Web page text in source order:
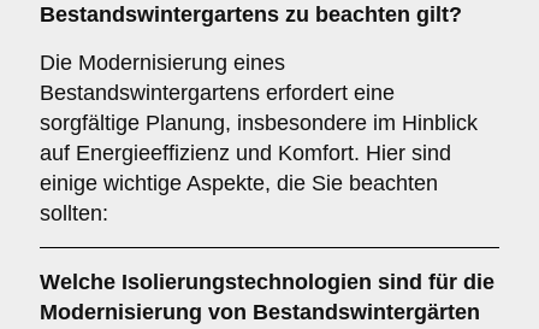
Bestandswintergartens zu beachten gilt?
Die Modernisierung eines
Bestandswintergartens erfordert eine
sorgfältige Planung, insbesondere im Hinblick
auf Energieeffizienz und Komfort. Hier sind
einige wichtige Aspekte, die Sie beachten
sollten:
Welche Isolierungstechnologien sind für die
Modernisierung von Bestandswintergärten